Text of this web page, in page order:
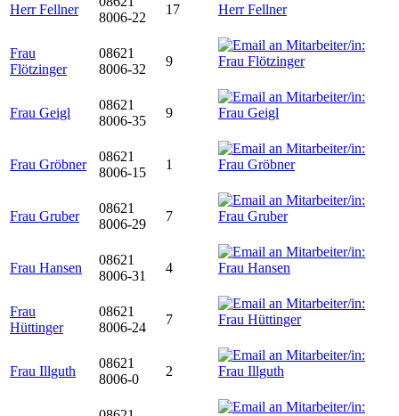
Herr Fellner
8006-22
17
Frau
Flötzinger
08621
8006-32
9
Frau Geigl
08621
8006-35
9
Frau Gröbner
08621
8006-15
1
Frau Gruber
08621
8006-29
7
Frau Hansen
08621
8006-31
4
Frau
Hüttinger
08621
8006-24
7
Frau Illguth
08621
8006-0
2